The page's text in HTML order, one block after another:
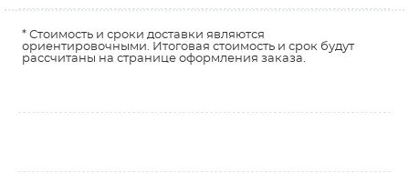
* Стоимость и сроки доставки являются
ориентировочными. Итоговая стоимость и срок будут
рассчитаны на странице оформления заказа.